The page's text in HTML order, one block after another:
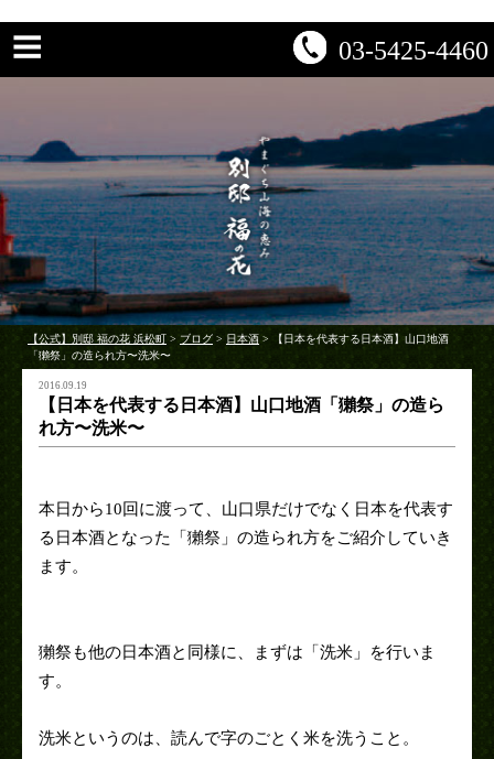
03-5425-4460
【公式】別邸 福の花 浜松町 > ブログ > 日本酒 >
【日本を代表する日本酒】山口地酒
「獺祭」の造られ方〜洗米〜
2016.09.19
【日本を代表する日本酒】山口地酒「獺祭」の造ら
れ方〜洗米〜
本日から10回に渡って、山口県だけでなく日本を代表す
る日本酒となった「獺祭」の造られ方をご紹介していき
ます。
獺祭も他の日本酒と同様に、まずは「洗米」を行いま
す。
洗米というのは、読んで字のごとく米を洗うこと。